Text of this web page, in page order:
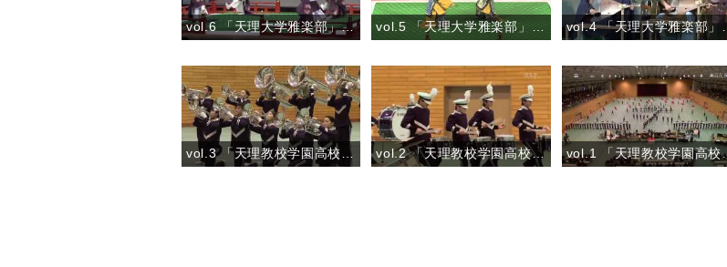
vol.6 「天理大学雅楽部」『舞楽 喜春楽（きしゅんらく）』 vol.5 「天理大学雅楽部」『舞楽 狛龍(こまりゅう)』 vol.4 「天
vol.3 「天理教校学園高校マーチングバンドVIOLET IMPULSE」 vol.2 「天理教校学園高校マーチングバンドVIOLET IMPULSE」 vol.1 「天理教校学園高